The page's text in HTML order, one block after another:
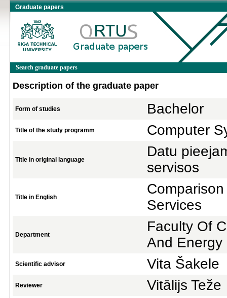
Graduate papers
Search graduate papers
Description of the graduate paper
Form of studies Bachelor
Title of the study programm Computer
Title in original language
Datu
servisos
Title in English
Services
Department
Faculty Of
And Energy
Scientific advisor Vita Šakele
Reviewer Vitālijs Teže